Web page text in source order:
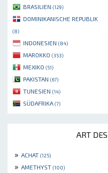
BRASILIEN (129)
DOMINIKANISCHE REPUBLIK
(8)
INDONESIEN (84)
MAROKKO (353)
MEXIKO (51)
PAKISTAN (67)
TUNESIEN (14)
SÜDAFRIKA (7)
ART
» ACHAT (125)
» AMETHYST (100)